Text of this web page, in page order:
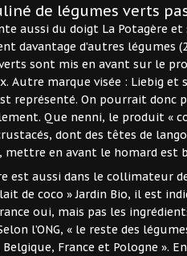
de légumes verts
aussi du doigt La Potagère
davantage d’autres légumes
sont mis en avant sur le
Autre marque visée : Liebig et
représenté. On pourrait donc
Que nenni, le produit «
dont des têtes de
mettre en avant le homard est
est aussi dans le collimateur
de coco » Jardin Bio, il est
oui, mais pas les
l’ONG, « le reste des
France et Pologne ».